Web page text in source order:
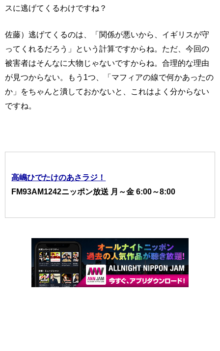
スに逃げてくるわけですね？
佐藤）逃げてくるのは、「関係が悪いから、イギリスが守
ってくれるだろう」という計算ですからね。ただ、今回の
被害者はそんなに大物じゃないですからね。合理的な理由
が見つからない。もう1つ、「マフィアの線で何かあったの
か」をちゃんと潰しておかないと、これはよく分からない
ですね。
高嶋ひでたけのあさラジ！
FM93AM1242ニッポン放送 月～金 6:00～8:00